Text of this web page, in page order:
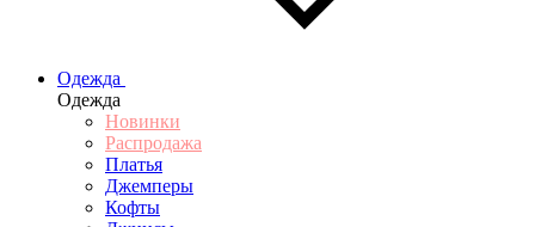
Одежда
Одежда
Новинки
Распродажа
Платья
Джемперы
Кофты